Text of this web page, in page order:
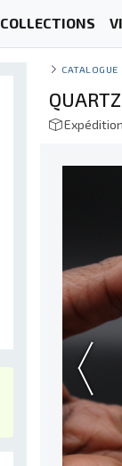
COLLECTIONS
CATALOGUE